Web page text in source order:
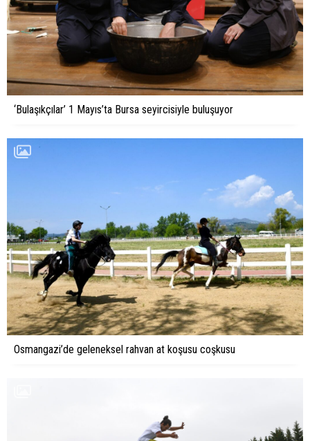
‘Bulaşıkçılar’ 1 Mayıs’ta Bursa seyircisiyle buluşuyor
Osmangazi’de geleneksel rahvan at koşusu coşkusu